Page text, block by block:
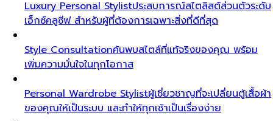
Luxury Personal Stylistประสบการณ์สไตลิสต์ส่วนตัวระดับ
เอ็กซ์คลูซีฟ สำหรับผู้ที่ต้องการเฉพาะสิ่งที่ดีที่สุด
Style Consultationค้นพบสไตล์ที่แท้จริงของคุณ พร้อม
เพิ่มความมั่นใจในทุกโอกาส
Personal Wardrobe Stylistผู้เชี่ยวชาญที่จะเปลี่ยนตู้เสื้อผ้า
ของคุณให้เป็นระบบ และทำให้ทุกเช้าเป็นเรื่องง่าย